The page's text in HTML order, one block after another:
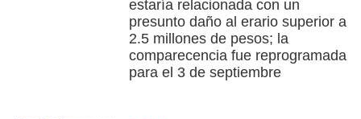
estaría relacionada con un
presunto daño al erario superior a
2.5 millones de pesos; la
comparecencia fue reprogramada
para el 3 de septiembre